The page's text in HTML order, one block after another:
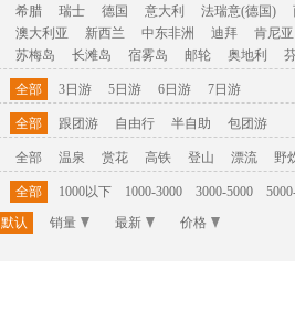
希腊
瑞士 德国 意大利 法瑞意(德国)
澳大利亚
新西兰 中东非洲 迪拜 肯尼亚
苏梅岛
长滩岛 宿雾岛 邮轮 奥地利
全部 3日游 5日游 6日游 7日游
全部 跟团游 自由行 半自助 包团游
全部 温泉 赏花 高铁 登山 漂流 野
全部 1000以下 1000-3000 3000-5000
默认 销量 最新 价格